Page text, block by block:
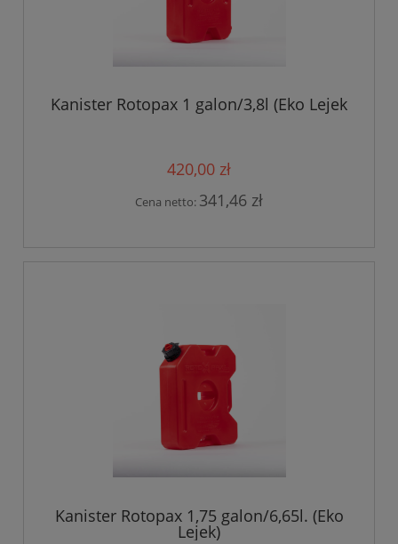
Kanister Rotopax 1 galon/3,8l (Eko Lejek
420,00 zł
Cena netto: 341,46 zł
Kanister Rotopax 1,75 galon/6,65l. (Eko
Lejek)